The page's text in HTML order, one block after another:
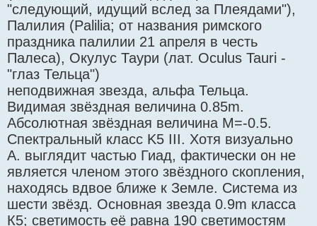
"следующий, идущий вслед за Плеядами"),
Палилия (Palilia; от названия римского
праздника палилии 21 апреля в честь
Палеса), Окулус Таури (лат. Oculus Tauri -
"глаз Тельца")
неподвижная звезда, альфа Тельца.
Видимая звёздная величина 0.85m.
Абсолютная звёздная величина М=-0.5.
Спектральный класс K5 III. Хотя визуально
А. выглядит частью Гиад, фактически он не
является членом этого звёздного скопления,
находясь вдвое ближе к Земле. Система из
шести звёзд. Основная звезда 0.9m класса
К5; светимость её равна 190 светимостям